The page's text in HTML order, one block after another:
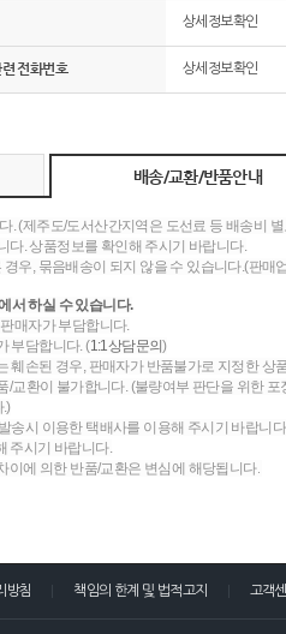
상세정보확인
전화번호 상세정보확인
배송/교환/반품안내
. (제주도/도서산간지역은 도선료 등 배송비
다. 상품정보를 확인해 주시기 바랍니다.
경우, 묶음배송이 되지 않을 수 있습니다.(판
서 하실 수 있습니다.
매자가 부담합니다.
부담합니다. (1:1상담문의)
훼손된 경우, 판매자가 반품불가로 지정한 상
환이 불가합니다. (불량여부 판단을 위한
송시 이용한 택배사를 이용해 주시기 바랍니
주시기 바랍니다.
이에 의한 반품/교환은 변심에 해당됩니다.
방침 책임의 한계 및 법적고지 고객